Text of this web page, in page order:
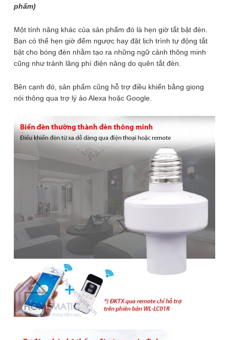
phẩm)
Một tính năng khác của sản phẩm đó là hẹn giờ tắt bật đèn.
Bạn có thể hẹn giờ đếm ngược hay đặt lịch trình tự động tắt
bật cho bóng đèn nhằm tạo ra những ngữ cảnh thông minh
cũng như tránh lãng phí điện năng do quên tắt đèn.
Bên cạnh đó, sản phẩm cũng hỗ trợ điều khiển bằng giọng
nói thông qua trợ lý ảo Alexa hoặc Google.
220.000₫ 250.000 ₫ -12% ℹ️
(Điều khiển bằng điện thoại)
Không Mua Cũng Không Sao
SĐT
Giao hàng toàn quốc
Miễn phí ship đơn hàng >1.000.000đ
Giao hàng nội thành Hà Nội 24h, giao hỏa tốc Grab
Đui đèn WiFi thông minh điều khiển
từ xa WL-LC01
Đui đèn WiFi thông minh WL-LC01 giúp bạn biến hệ thống
chiếu sáng truyền thống trong gia đình thành hệ thống đèn
thông minh. Bạn có thể điều khiển hệ thống đèn từ xa mọi
lúc mọi nơi thông qua smartphone. Hỗ trợ điều khiển bằng
giọng nói, hẹn giờ tự động tắt/bật đèn.
Lựa chọn: Điều Khiển Bằng Điện Thoại
ĐIỀU KHIỂN BẰNG ĐIỆN THOẠI
ĐIỀU KHIỂN BẰNG ĐIỆN THOẠI + REMOTE
250.000 ₫